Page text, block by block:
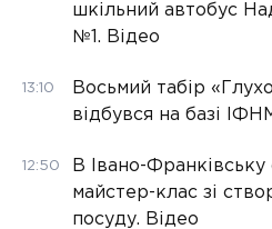
шкільний автобус
№1. Відео
13:10
Восьмий табір
відбувся на базі
12:50
В Івано-Франківську
майстер-клас зі
посуду. Відео